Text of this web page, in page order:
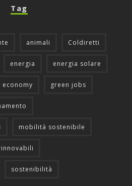
Tag
animali Coldiretti
energia energia solare
economy green jobs
mobilità sostenibile
sostenibilità